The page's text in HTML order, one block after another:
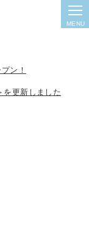
MENU
ン！
更新しました